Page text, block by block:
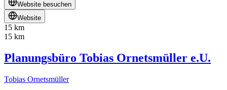
Website besuchen
Website
15 km
15 km
Planungsbüro Tobias Ornetsmüller e.U.
Tobias Ornetsmüller